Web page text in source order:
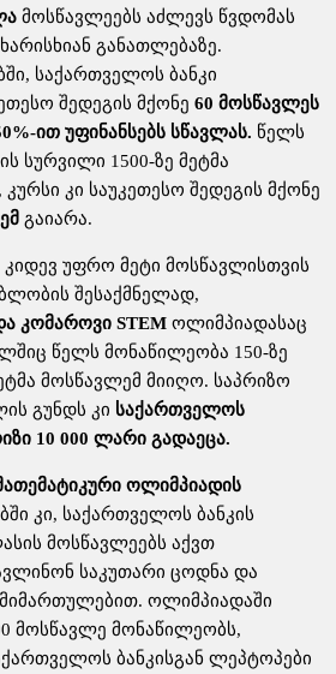
მოსწავლეებს აძლევს წვდომას
განათლებაზე.
საქართველოს ბანკი
შედეგის მქონე 60 მოსწავლეს
ით უფინანსებს სწავლას. წელს
სურვილი 1500-ზე მეტმა
კი საუკეთესო შედეგის მქონე
გაიარა.
კიდევ უფრო მეტი მოსწავლისთვის
შესაქმნელად,
კომაროვი STEM ოლიმპიადასაც
წელს მონაწილეობა 150-ზე
მოსწავლემ მიიღო. საპრიზო
გუნდს კი საქართველოს
10 000 ლარი გადაეცა.
ოლიმპიადის
კი, საქართველოს ბანკის
მოსწავლეებს აქვთ
საკუთარი ცოდნა და
მიმართულებით. ოლიმპიადაში
მოსწავლე მონაწილეობს,
ბანკისგან ლეპტოპები